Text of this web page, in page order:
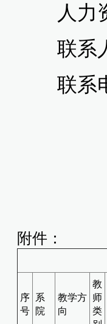
人力资
联系人
联系电
附件：
序
号
系
院
教学方
向
教
师
类